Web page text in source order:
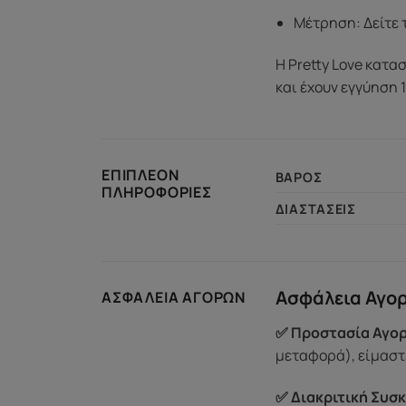
Μέτρηση: Δείτε
Η Pretty Love
και έχουν εγγύηση
ΕΠΙΠΛΈΟΝ
ΠΛΗΡΟΦΟΡΊΕΣ
ΒΆΡΟΣ
ΔΙΑΣΤΆΣΕΙΣ
ΑΣΦΆΛΕΙΑ ΑΓΟΡΏΝ Ασφάλεια
✅ Προστασία
μεταφορά),
✅ Διακριτική